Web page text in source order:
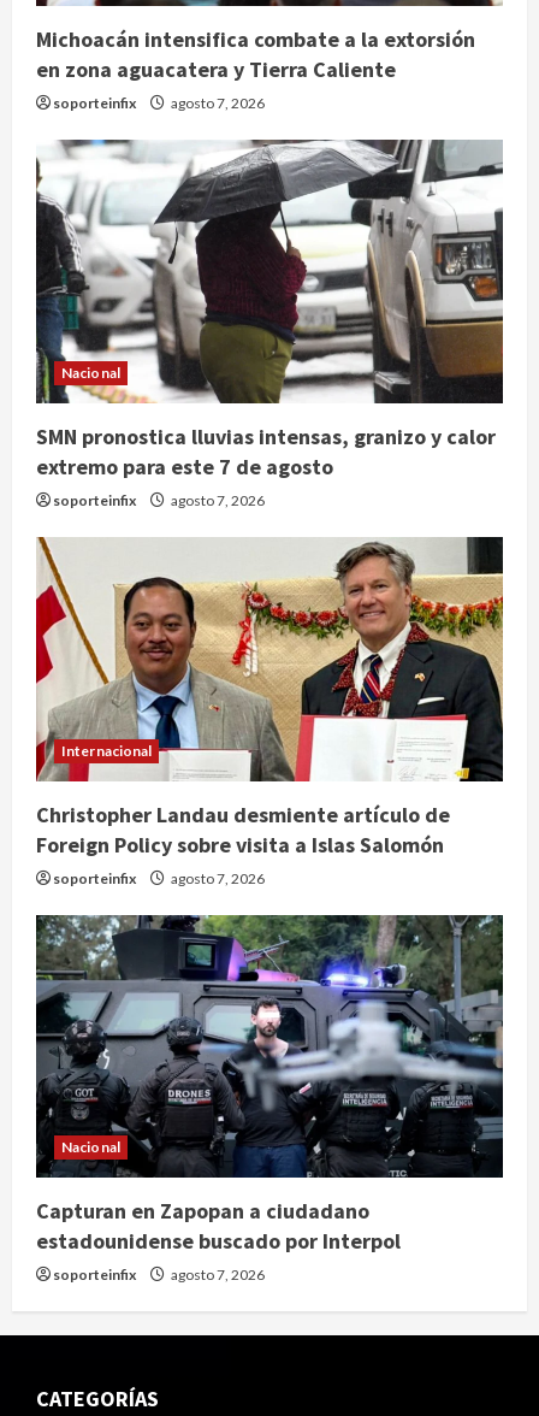
Michoacán intensifica combate a la extorsión
en zona aguacatera y Tierra Caliente
soporteinfix agosto 7, 2026
Nacional
SMN pronostica lluvias intensas, granizo y calor
extremo para este 7 de agosto
soporteinfix agosto 7, 2026
Internacional
Christopher Landau desmiente artículo de
Foreign Policy sobre visita a Islas Salomón
soporteinfix agosto 7, 2026
Nacional
Capturan en Zapopan a ciudadano
estadounidense buscado por Interpol
soporteinfix agosto 7, 2026
CATEGORÍAS